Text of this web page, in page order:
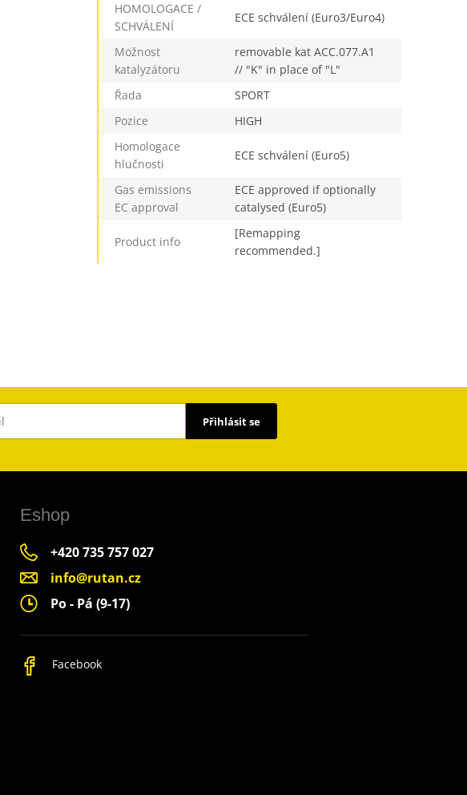
HOMOLOGACE /
SCHVÁLENÍ
ECE schválení (Euro3/Euro4)
Možnost
katalyzátoru
removable kat ACC.077.A1
// "K" in place of "L"
Řada
SPORT
Pozice
HIGH
Homologace
hlučnosti
ECE schválení (Euro5)
Gas emissions
EC approval
ECE approved if optionally
catalysed (Euro5)
Product info
[Remapping
recommended.]
Přihlásit se
Eshop
+420 735 757 027
info@rutan.cz
Po - Pá (9-17)
Facebook